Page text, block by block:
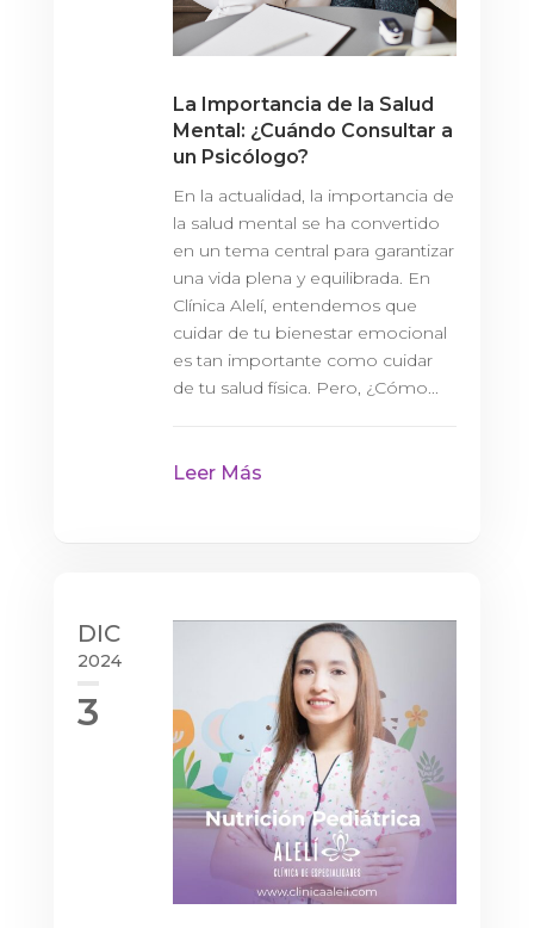
La Importancia de la Salud
Mental: ¿Cuándo Consultar a
un Psicólogo?
En la actualidad, la importancia de
la salud mental se ha convertido
en un tema central para garantizar
una vida plena y equilibrada. En
Clínica Alelí, entendemos que
cuidar de tu bienestar emocional
es tan importante como cuidar
de tu salud física. Pero, ¿Cómo...
Leer Más
DIC
2024
3